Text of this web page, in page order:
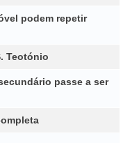
podem repetir
Teotónio
passe a ser